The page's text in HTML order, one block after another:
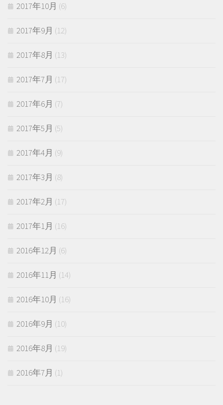
2017年10月 (6)
2017年9月 (12)
2017年8月 (13)
2017年7月 (17)
2017年6月 (7)
2017年5月 (5)
2017年4月 (9)
2017年3月 (8)
2017年2月 (17)
2017年1月 (16)
2016年12月 (6)
2016年11月 (14)
2016年10月 (16)
2016年9月 (10)
2016年8月 (19)
2016年7月 (1)